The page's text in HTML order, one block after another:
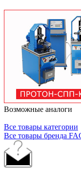
тяжелых
эксплуатации.
материалы.
Возможные аналоги
Все товары категории
Все товары бренда